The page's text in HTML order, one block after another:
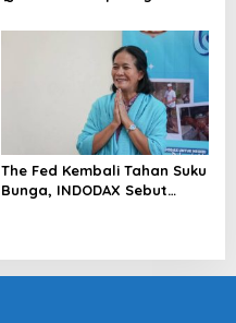
Blockchain
The Fed Kembali Tahan Suku
Bunga, INDODAX Sebut